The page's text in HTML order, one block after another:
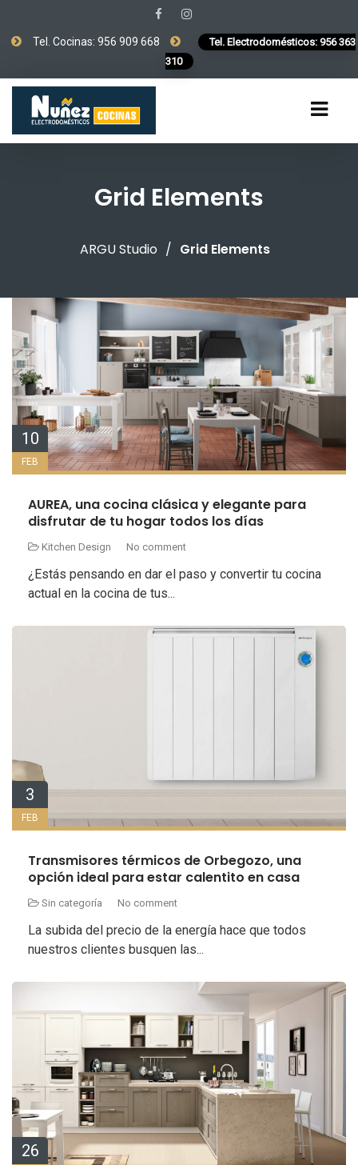
Tel. Cocinas: 956 909 668
Tel. Electrodomésticos: 956 363
310
Grid Elements
ARGU Studio / Grid Elements
10
FEB
AUREA, una cocina clásica y elegante para
disfrutar de tu hogar todos los días
Kitchen Design No comment
¿Estás pensando en dar el paso y convertir tu cocina
actual en la cocina de tus...
3
FEB
Transmisores térmicos de Orbegozo, una
opción ideal para estar calentito en casa
Sin categoría No comment
La subida del precio de la energía hace que todos
nuestros clientes busquen las...
26